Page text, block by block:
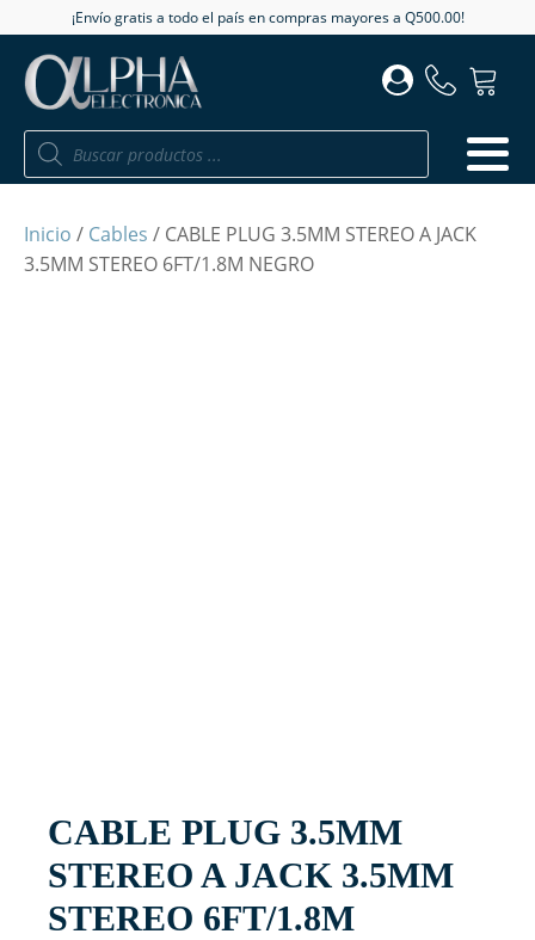
¡Envío gratis a todo el país en compras mayores a Q500.00!
Búsqueda
productos
Inicio / Cables / CABLE PLUG 3.5MM STEREO A JACK
3.5MM STEREO 6FT/1.8M NEGRO
CABLE PLUG 3.5MM
STEREO A JACK 3.5MM
STEREO 6FT/1.8M